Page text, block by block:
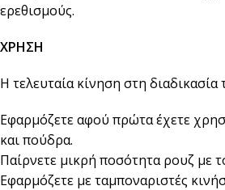
ερεθισμούς.
ΧΡΗΣΗ
Η τελευταία κίνηση στη διαδικασία
Εφαρμόζετε αφού πρώτα έχετε
και πούδρα.
Παίρνετε μικρή ποσότητα ρουζ με
Εφαρμόζετε με ταμποναριστές